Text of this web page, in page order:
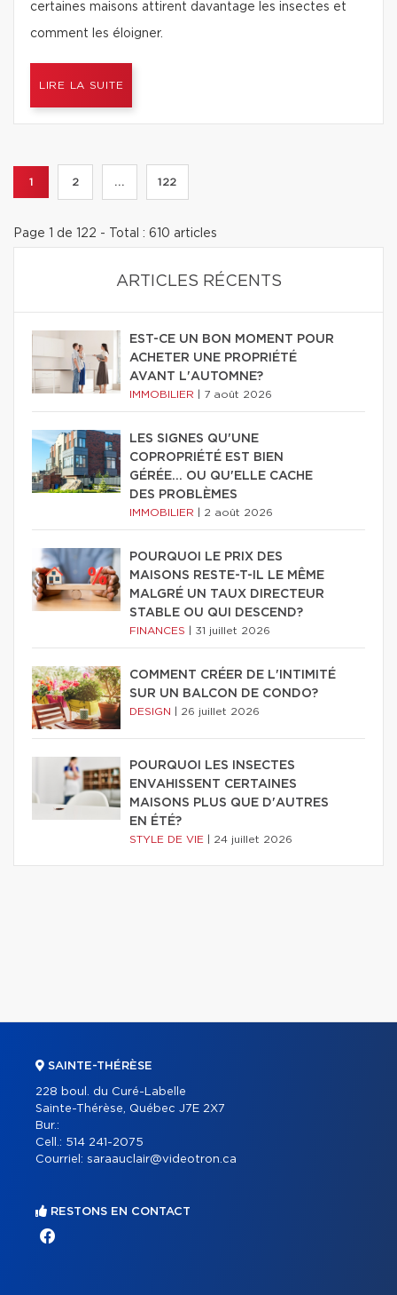
certaines maisons attirent davantage les insectes et
comment les éloigner.
LIRE LA SUITE
1 2 ... 122
Page 1 de 122 - Total : 610 articles
ARTICLES RÉCENTS
EST-CE UN BON MOMENT POUR
ACHETER UNE PROPRIÉTÉ
AVANT L'AUTOMNE?
IMMOBILIER 7 août 2026
LES SIGNES QU'UNE
COPROPRIÉTÉ EST BIEN
GÉRÉE… OU QU'ELLE CACHE
DES PROBLÈMES
IMMOBILIER 2 août 2026
POURQUOI LE PRIX DES
MAISONS RESTE-T-IL LE MÊME
MALGRÉ UN TAUX DIRECTEUR
STABLE OU QUI DESCEND?
FINANCES 31 juillet 2026
COMMENT CRÉER DE L'INTIMITÉ
SUR UN BALCON DE CONDO?
DESIGN 26 juillet 2026
POURQUOI LES INSECTES
ENVAHISSENT CERTAINES
MAISONS PLUS QUE D'AUTRES
EN ÉTÉ?
STYLE DE VIE 24 juillet 2026
SAINTE-THÉRÈSE
228 boul. du Curé-Labelle
Sainte-Thérèse, Québec J7E 2X7
Bur.:
Cell.: 514 241-2075
Courriel: saraauclair@videotron.ca
RESTONS EN CONTACT